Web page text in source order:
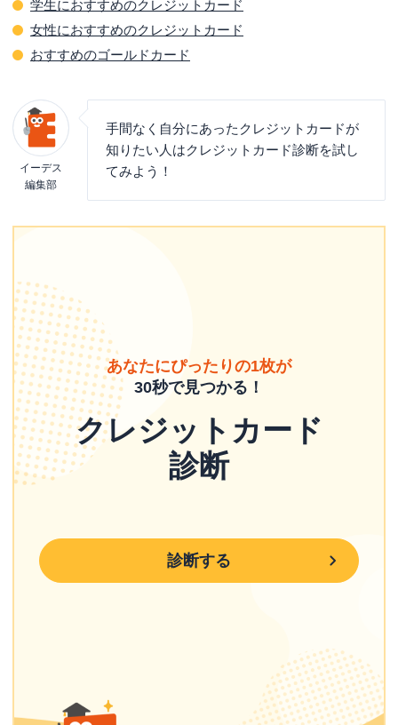
学生におすすめのクレジットカード
女性におすすめのクレジットカード
おすすめのゴールドカード
イーデス
編集部
手間なく自分にあったクレジットカードが
知りたい人はクレジットカード診断を試し
てみよう！
あなたにぴったりの1枚が
30秒で見つかる！
クレジットカード
診断
診断する